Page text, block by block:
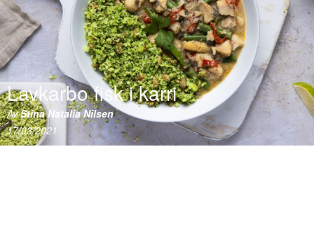
Lavkarbo fisk i karri
AvStina Natalia Nilsen
17/03/2021